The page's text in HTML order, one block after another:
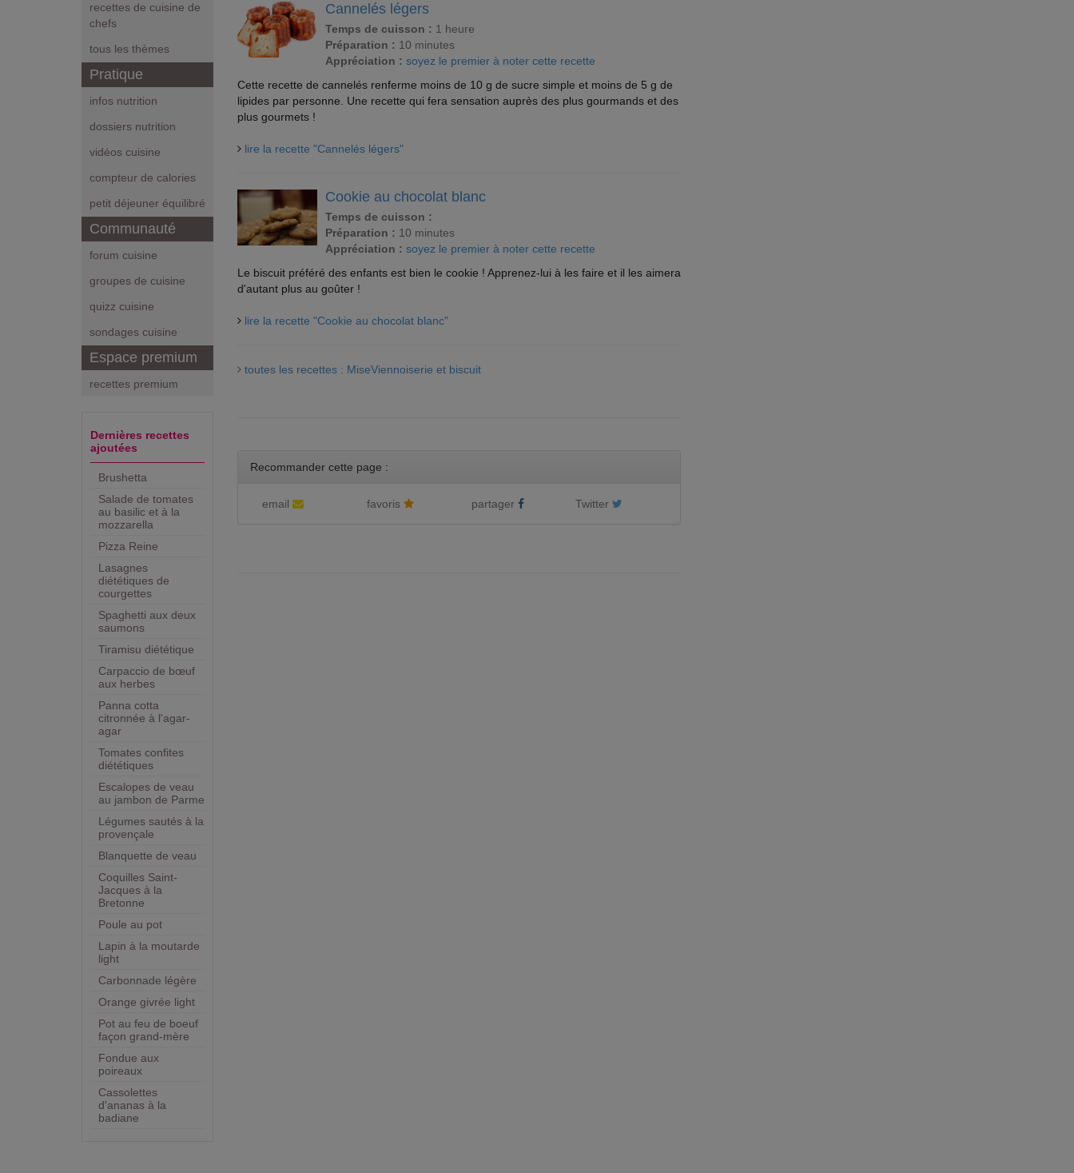
recettes de cuisine de
chefs
tous les thèmes
Pratique
infos nutrition
dossiers nutrition
vidéos cuisine
compteur de calories
petit déjeuner équilibré
Communauté
forum cuisine
groupes de cuisine
quizz cuisine
sondages cuisine
Espace premium
recettes premium
Dernières recettes
ajoutées
Brushetta
Salade de tomates
au basilic et à la
mozzarella
Pizza Reine
Lasagnes
diététiques de
courgettes
Spaghetti aux deux
saumons
Tiramisu diététique
Carpaccio de bœuf
aux herbes
Panna cotta
citronnée à l'agar-
agar
Tomates confites
diététiques
Escalopes de veau
au jambon de Parme
Légumes sautés à la
provençale
Blanquette de veau
Coquilles Saint-
Jacques à la
Bretonne
Poule au pot
Lapin à la moutarde
light
Carbonnade légère
Orange givrée light
Pot au feu de boeuf
façon grand-mère
Fondue aux
poireaux
Cassolettes
d'ananas à la
badiane
Cannelés légers
Temps de cuisson : 1 heure
Préparation : 10 minutes
Appréciation : soyez le premier à noter cette recette
Cette recette de cannelés renferme moins de 10 g de sucre simple et moins de 5 g de
lipides par personne. Une recette qui fera sensation auprès des plus gourmands et des
plus gourmets !
lire la recette "Cannelés légers"
Cookie au chocolat blanc
Temps de cuisson :
Préparation : 10 minutes
Appréciation : soyez le premier à noter cette recette
Le biscuit préféré des enfants est bien le cookie ! Apprenez-lui à les faire et il les aimera
d'autant plus au goûter !
lire la recette "Cookie au chocolat blanc"
toutes les recettes : MiseViennoiserie et biscuit
Recommander cette page :
email favoris partager Twitter